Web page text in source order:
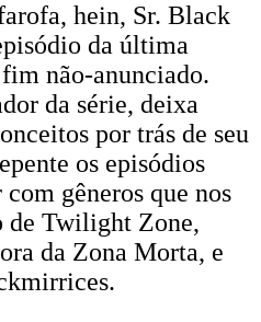
hein, Sr. Black
da última
não-anunciado.
da série, deixa
por trás de seu
os episódios
gêneros que nos
de Twilight Zone,
da Zona Morta, e